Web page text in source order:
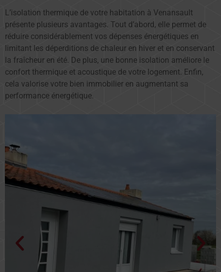
L’isolation thermique de votre habitation à Venansault
présente plusieurs avantages. Tout d’abord, elle permet de
réduire considérablement vos dépenses énergétiques en
limitant les déperditions de chaleur en hiver et en conservant
la fraîcheur en été. De plus, une bonne isolation améliore le
confort thermique et acoustique de votre logement. Enfin,
cela valorise votre bien immobilier en augmentant sa
performance énergétique.